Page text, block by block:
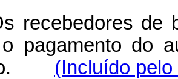
recebedores de
pagamento do
(Incluído